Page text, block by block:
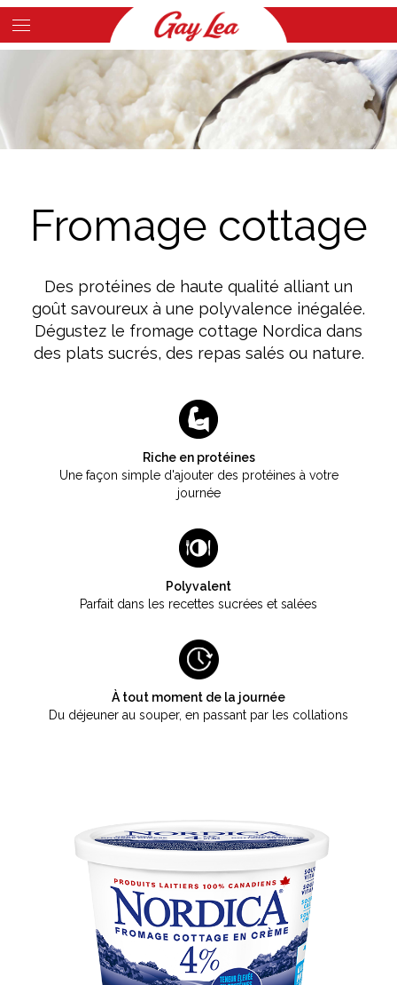
Skip
to
Fromage cottage
Des protéines de haute qualité alliant un
goût savoureux à une polyvalence inégalée.
Dégustez le fromage cottage Nordica dans
des plats sucrés, des repas salés ou nature.
Riche en protéines
Une façon simple d'ajouter des protéines à votre
journée
Polyvalent
Parfait dans les recettes sucrées et salées
À tout moment de la journée
Du déjeuner au souper, en passant par les collations